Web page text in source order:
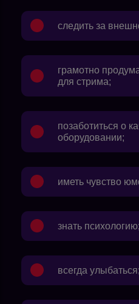
следить за
грамотно
для стрима;
позаботиться о
оборудовании;
иметь чувство
знать психологию;
всегда улыбаться;